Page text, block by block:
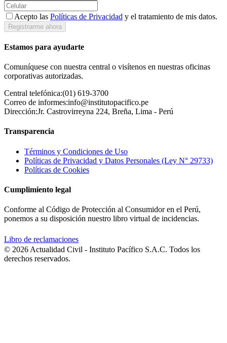
Acepto las Políticas de Privacidad y el tratamiento de mis datos.
Registrarme ahora
Estamos para ayudarte
Comuníquese con nuestra central o visítenos en nuestras oficinas
corporativas autorizadas.
Central telefónica:(01) 619-3700
Correo de informes:info@institutopacifico.pe
Dirección:Jr. Castrovirreyna 224, Breña, Lima - Perú
Transparencia
Términos y Condiciones de Uso
Políticas de Privacidad y Datos Personales (Ley N° 29733)
Políticas de Cookies
Cumplimiento legal
Conforme al Código de Protección al Consumidor en el Perú,
ponemos a su disposición nuestro libro virtual de incidencias.
Libro de reclamaciones
© 2026 Actualidad Civil - Instituto Pacífico S.A.C. Todos los
derechos reservados.